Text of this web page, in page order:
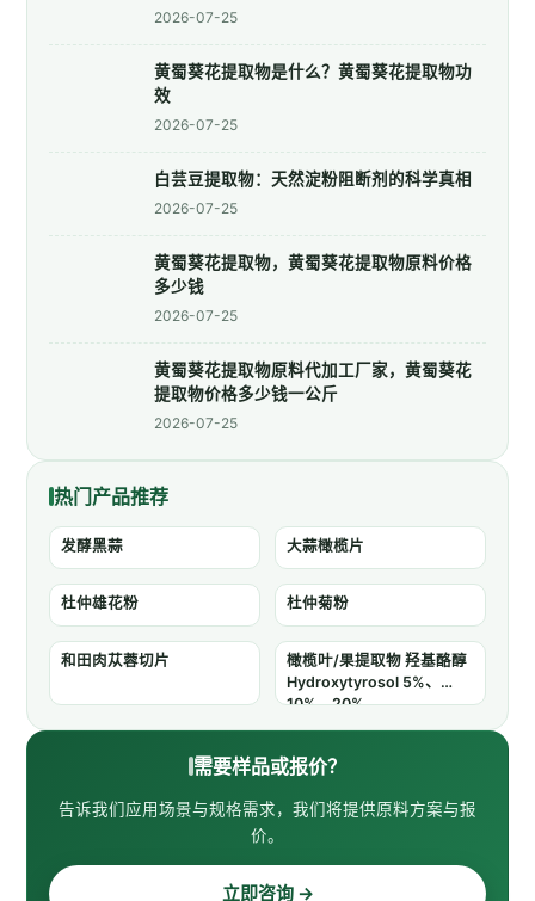
2026-07-25
黄蜀葵花提取物是什么？黄蜀葵花提取物功
效
2026-07-25
白芸豆提取物：天然淀粉阻断剂的科学真相
2026-07-25
黄蜀葵花提取物，黄蜀葵花提取物原料价格
多少钱
2026-07-25
黄蜀葵花提取物原料代加工厂家，黄蜀葵花
提取物价格多少钱一公斤
2026-07-25
热门产品推荐
发酵黑蒜 大蒜橄榄片
杜仲雄花粉 杜仲菊粉
和田肉苁蓉切片
橄榄叶/果提取物 羟基酪醇
Hydroxytyrosol 5%、
10%、20%
需要样品或报价？
告诉我们应用场景与规格需求，我们将提供原料方案与报
价。
立即咨询 →